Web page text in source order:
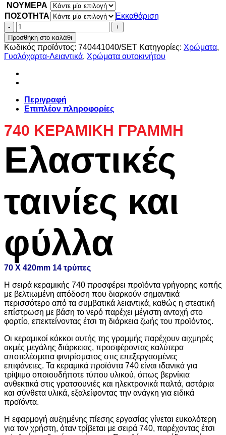
0,43€
through
14,51€
ΝΟΥΜΕΡΑ
ΠΟΣΟΤΗΤΑ
Εκκαθάριση
ΡΑΣΠΑΣ
ΦΥΛΛΑ
CERAMIC
LINE
SMIRDEX
14
TΡΥΠΕΣ
Προσθήκη στο καλάθι
Κωδικός προϊόντος: 740441040/SET Κατηγορίες: Χρώματα,
Γυαλόχαρτα-Λειαντικά, Χρώματα αυτοκινήτου
Περιγραφή
Επιπλέον πληροφορίες
740 ΚΕΡΑΜΙΚΗ ΓΡΑΜΜΗ
Ελαστικές
ταινίες και
φύλλα
70 Χ 420mm 14 τρύπες
Η σειρά κεραμικής 740 προσφέρει προϊόντα γρήγορης κοπής
με βελτιωμένη απόδοση που διαρκούν σημαντικά
περισσότερο από τα συμβατικά λειαντικά, καθώς η στεατική
επίστρωση με βάση το νερό παρέχει μέγιστη αντοχή στο
φορτίο, επεκτείνοντας έτσι τη διάρκεια ζωής του προϊόντος.
Οι κεραμικοί κόκκοι αυτής της γραμμής παρέχουν αιχμηρές
ακμές μεγάλης διάρκειας, προσφέροντας καλύτερα
αποτελέσματα φινιρίσματος στις επεξεργασμένες
επιφάνειες. Τα κεραμικά προϊόντα 740 είναι ιδανικά για
τρίψιμο οποιουδήποτε τύπου υλικού, όπως βερνίκια
ανθεκτικά στις γρατσουνιές και ηλεκτρονικά παλτά, αστάρια
και σύνθετα υλικά, εξαλείφοντας την ανάγκη για ειδικά
προϊόντα.
Η εφαρμογή αυξημένης πίεσης εργασίας γίνεται ευκολότερη
για τον χρήστη, όταν τρίβεται με σειρά 740, παρέχοντας έτσι